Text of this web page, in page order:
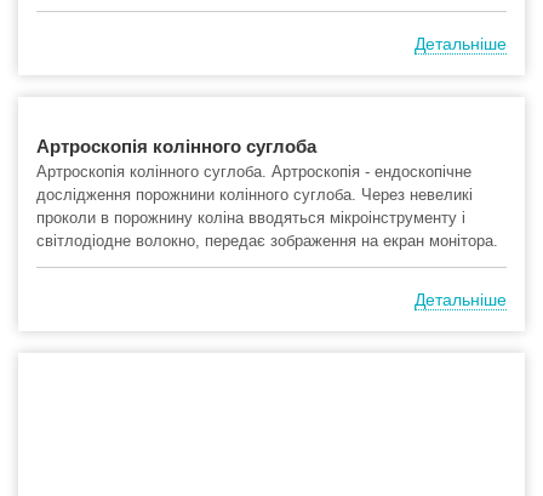
Детальніше
Артроскопія колінного суглоба
Артроскопія колінного суглоба. Артроскопія - ендоскопічне
дослідження порожнини колінного суглоба. Через невеликі
проколи в порожнину коліна вводяться мікроінструменту і
світлодіодне волокно, передає зображення на екран монітора.
Детальніше